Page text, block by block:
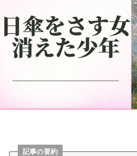
記事の要約